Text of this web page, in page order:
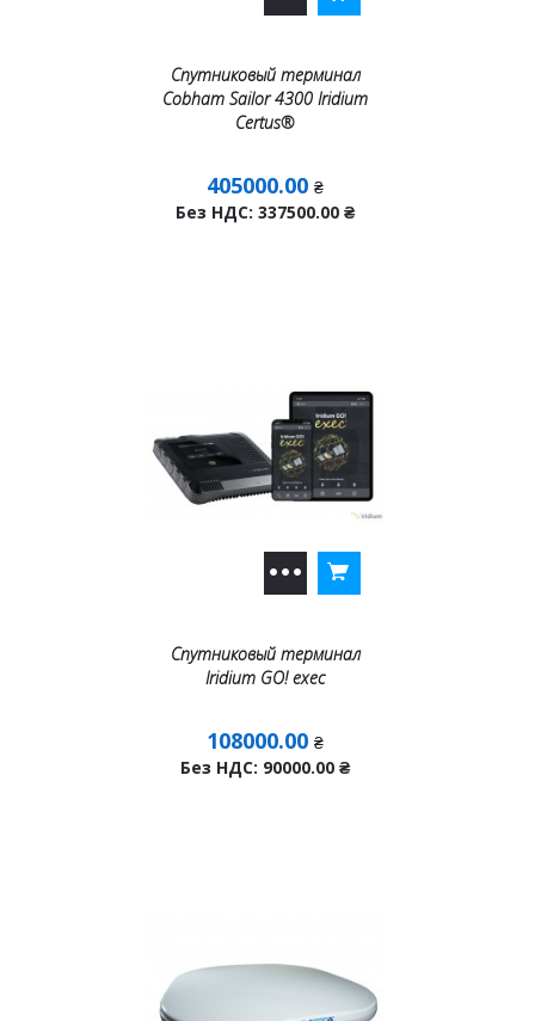
Спутниковый терминал
Cobham Sailor 4300 Iridium
Certus®
405000.00 ₴
Без НДС: 337500.00 ₴
Спутниковый терминал
Iridium GO! exec
108000.00 ₴
Без НДС: 90000.00 ₴